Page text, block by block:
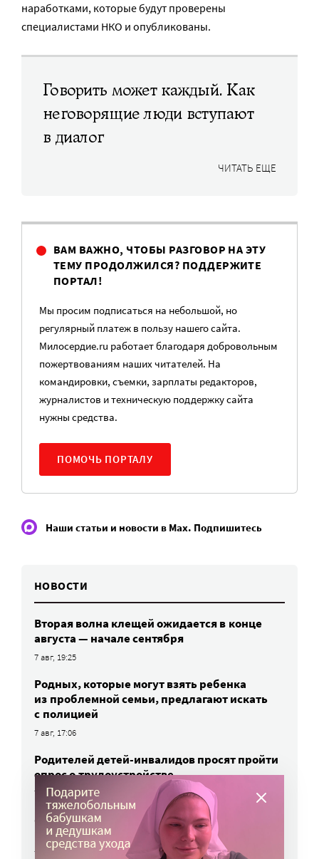
наработками, которые будут проверены
специалистами НКО и опубликованы.
Говорить может каждый. Как
неговорящие люди вступают
в диалог
ЧИТАТЬ ЕЩЕ
ВАМ ВАЖНО, ЧТОБЫ РАЗГОВОР НА ЭТУ
ТЕМУ ПРОДОЛЖИЛСЯ? ПОДДЕРЖИТЕ
ПОРТАЛ!
Мы просим подписаться на небольшой, но
регулярный платеж в пользу нашего сайта.
Милосердие.ru работает благодаря добровольным
пожертвованиям наших читателей. На
командировки, съемки, зарплаты редакторов,
журналистов и техническую поддержку сайта
нужны средства.
ПОМОЧЬ ПОРТАЛУ
Наши статьи и новости в Max. Подпишитесь
НОВОСТИ
Вторая волна клещей ожидается в конце
августа — начале сентября
7 авг, 19:25
Родных, которые могут взять ребенка
из проблемной семьи, предлагают искать
с полицией
7 авг, 17:06
Родителей детей-инвалидов просят пройти
опрос о трудоустройстве
7 авг, 15:34
«Энхерту» от рака груди включили
в перечень жизненно важных препаратов
7 авг, 15:15